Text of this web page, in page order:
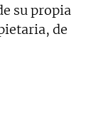
su propia
de